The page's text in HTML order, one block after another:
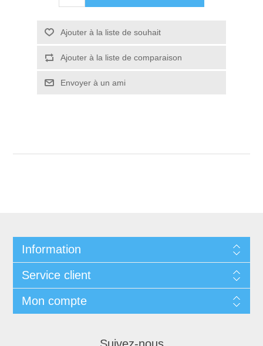
Ajouter à la liste de souhait
Ajouter à la liste de comparaison
Envoyer à un ami
Information
Service client
Mon compte